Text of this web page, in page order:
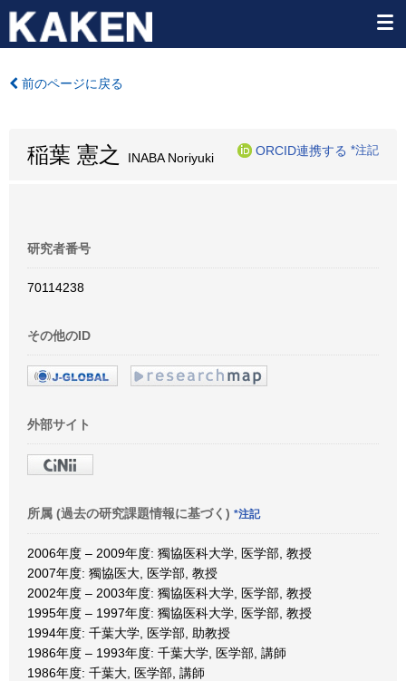
前のページに戻る
稲葉 憲之 INABA Noriyuki
ORCID連携する *注記
研究者番号
70114238
その他のID
外部サイト
所属 (過去の研究課題情報に基づく) *注記
2006年度 – 2009年度: 獨協医科大学, 医学部, 教授
2007年度: 獨協医大, 医学部, 教授
2002年度 – 2003年度: 獨協医科大学, 医学部, 教授
1995年度 – 1997年度: 獨協医科大学, 医学部, 教授
1994年度: 千葉大学, 医学部, 助教授
1986年度 – 1993年度: 千葉大学, 医学部, 講師
1986年度: 千葉大, 医学部, 講師